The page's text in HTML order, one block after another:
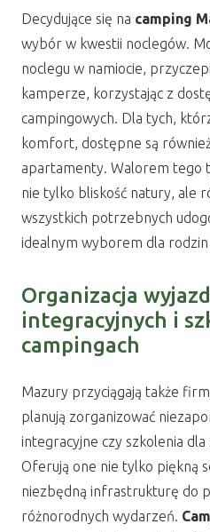
Decydujące się na camping
wybór w kwestii noclegów.
noclegu w namiocie,
kamperze, korzystając z
campingowych. Dla tych,
komfort, dostępne są
apartamenty. Walorem tego
nie tylko bliskość natury, ale
wszystkich potrzebnych
idealnym wyborem dla rodzin
Organizacja
integracyjnych i
campingach
Mazury przyciągają także
planują zorganizować
integracyjne czy szkolenia
Oferują one nie tylko piękną
niezbędną infrastrukturę do
różnorodnych wydarzeń.